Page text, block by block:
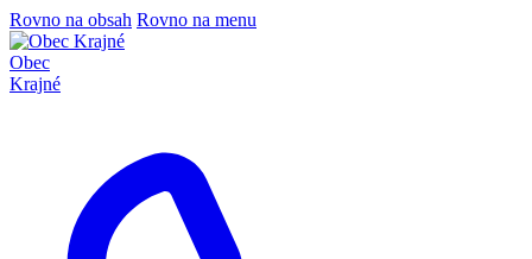
Rovno na obsah Rovno na menu
Obec
Krajné